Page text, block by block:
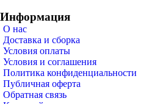
Информация
О нас
Доставка и сборка
Условия оплаты
Условия и соглашения
Политика конфиденциальности
Публичная оферта
Обратная связь